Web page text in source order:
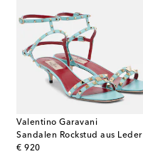
Valentino Garavani
Sandalen Rockstud aus Leder
€ 920
original price